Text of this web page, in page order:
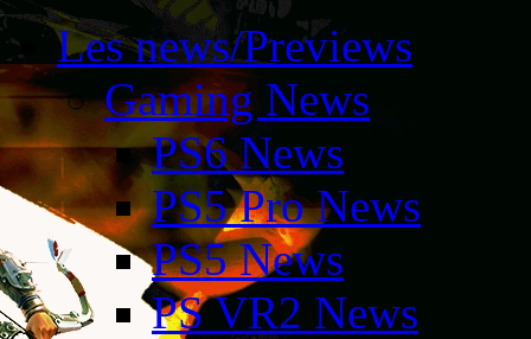
Les news/Previews
Gaming News
PS6 News
PS5 Pro News
PS5 News
PS VR2 News